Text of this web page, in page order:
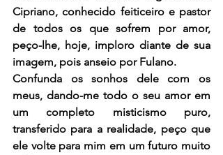
Cipriano, conhecido feiticeiro e pastor
de todos os que sofrem por amor,
peço-lhe, hoje, imploro diante de sua
imagem, pois anseio por Fulano.
Confunda os sonhos dele com os
meus, dando-me todo o seu amor em
um completo misticismo puro,
transferido para a realidade, peço que
ele volte para mim em um futuro muito